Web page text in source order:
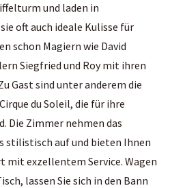
und laden in
oft auch ideale Kulisse für
schon Magiern wie David
Siegfried und Roy mit ihren
Gast sind unter anderem die
du Soleil, die für ihre
Die Zimmer nehmen das
stilistisch auf und bieten Ihnen
exzellentem Service. Wagen
lassen Sie sich in den Bann